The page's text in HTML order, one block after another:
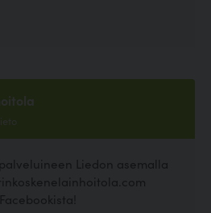
Liedon asemalla